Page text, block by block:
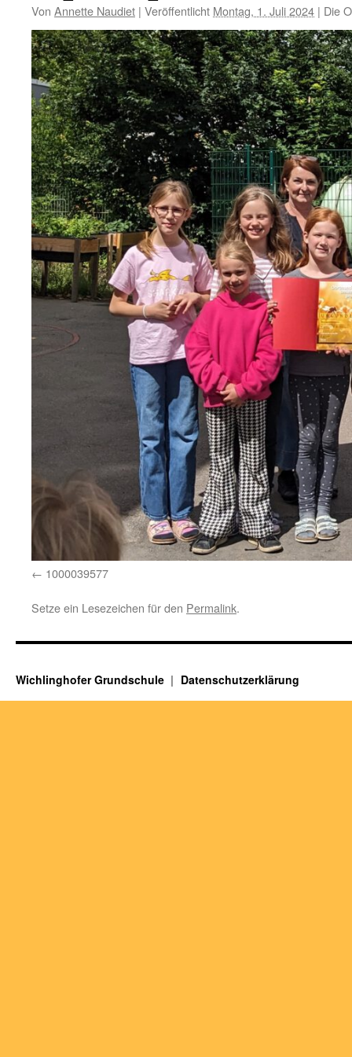
Von Annette Naudiet | Veröffentlicht Montag, 1. Juli 2024 | Die
1000039577
Setze ein Lesezeichen für den Permalink.
Wichlinghofer Grundschule Datenschutzerklärung